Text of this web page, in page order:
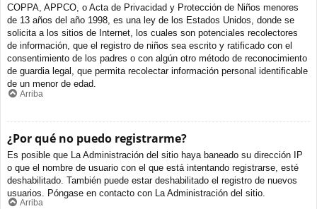
COPPA, APPCO, o Acta de Privacidad y Protección de Niños menores
de 13 años del año 1998, es una ley de los Estados Unidos, donde se
solicita a los sitios de Internet, los cuales son potenciales recolectores
de información, que el registro de niños sea escrito y ratificado con el
consentimiento de los padres o con algún otro método de reconocimiento
de guardia legal, que permita recolectar información personal identificable
de un menor de edad.
Arriba
¿Por qué no puedo registrarme?
Es posible que La Administración del sitio haya baneado su dirección IP
o que el nombre de usuario con el que está intentando registrarse, esté
deshabilitado. También puede estar deshabilitado el registro de nuevos
usuarios. Póngase en contacto con La Administración del sitio.
Arriba